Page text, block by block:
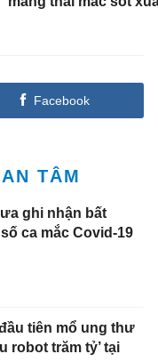
Facebook
TÂM
ghi nhận bất
ca mắc Covid-19
tiên mổ ung thư
robot trăm tỷ’ tại